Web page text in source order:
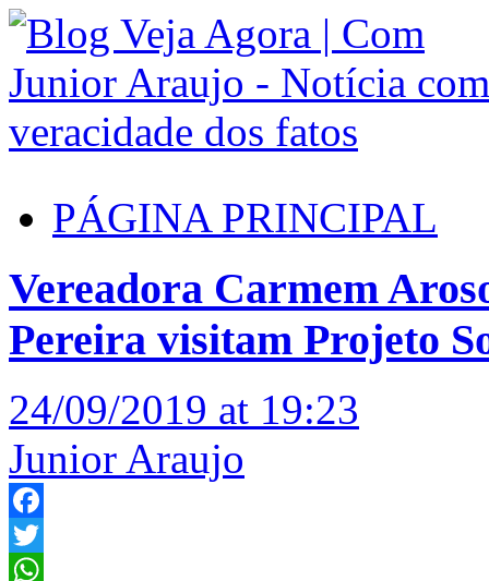
PÁGINA PRINCIPAL
Vereadora Carmem
Pereira visitam Projeto
24/09/2019 at 19:23
Junior Araujo
Facebook
Twitter